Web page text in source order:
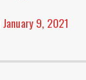
January 9, 2021